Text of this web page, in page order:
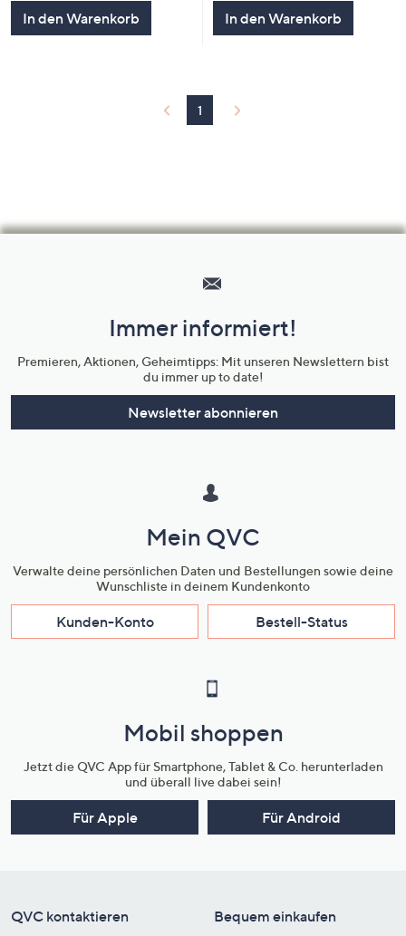
5
In den Warenkorb In den Warenkorb
1
Unternehmensinformationen
Immer informiert!
Premieren, Aktionen, Geheimtipps: Mit unseren Newslettern bist
du immer up to date!
Newsletter abonnieren
Mein QVC
Verwalte deine persönlichen Daten und Bestellungen sowie deine
Wunschliste in deinem Kundenkonto
Kunden-Konto Bestell-Status
Mobil shoppen
Jetzt die QVC App für Smartphone, Tablet & Co. herunterladen
und überall live dabei sein!
Für Apple Für Android
QVC kontaktieren Bequem einkaufen